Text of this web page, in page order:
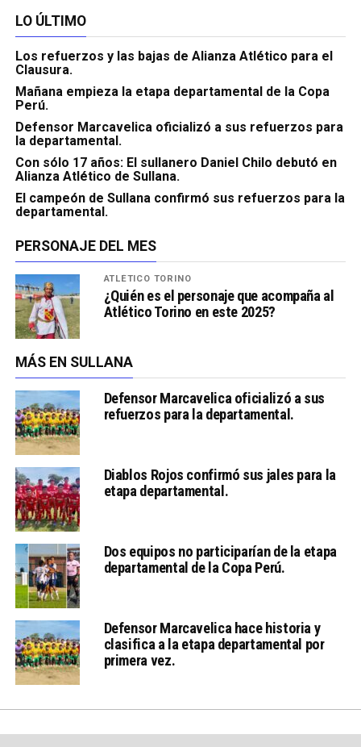
LO ÚLTIMO
Los refuerzos y las bajas de Alianza Atlético para el
Clausura.
Mañana empieza la etapa departamental de la Copa
Perú.
Defensor Marcavelica oficializó a sus refuerzos para
la departamental.
Con sólo 17 años: El sullanero Daniel Chilo debutó en
Alianza Atlético de Sullana.
El campeón de Sullana confirmó sus refuerzos para la
departamental.
PERSONAJE DEL MES
ATLÉTICO TORINO
¿Quién es el personaje que acompaña al
Atlético Torino en este 2025?
MÁS EN SULLANA
Defensor Marcavelica oficializó a sus
refuerzos para la departamental.
Diablos Rojos confirmó sus jales para la
etapa departamental.
Dos equipos no participarían de la etapa
departamental de la Copa Perú.
Defensor Marcavelica hace historia y
clasifica a la etapa departamental por
primera vez.